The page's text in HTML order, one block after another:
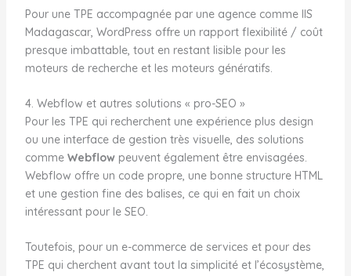
Pour une TPE accompagnée par une agence comme IIS
Madagascar, WordPress offre un rapport flexibilité / coût
presque imbattable, tout en restant lisible pour les
moteurs de recherche et les moteurs génératifs.
4. Webflow et autres solutions « pro-SEO »
Pour les TPE qui recherchent une expérience plus design
ou une interface de gestion très visuelle, des solutions
comme Webflowpeuvent également être envisagées.
Webflow offre un code propre, une bonne structure HTML
et une gestion fine des balises, ce qui en fait un choix
intéressant pour le SEO.
Toutefois, pour un e-commerce de services et pour des
TPE qui cherchent avant tout la simplicité et l’écosystème,